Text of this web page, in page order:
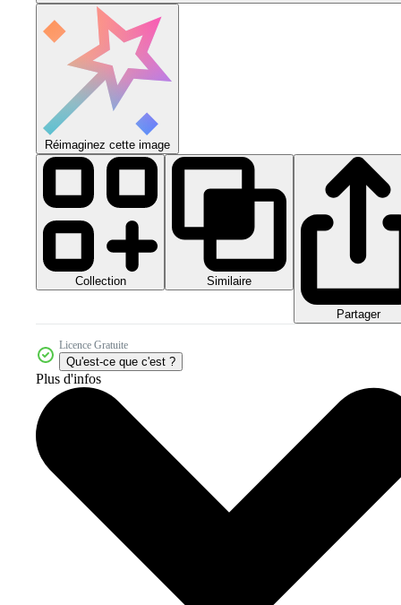
Réimaginez cette image
Collection Similaire
Partager
Licence Gratuite
Qu'est-ce que c'est ?
Plus d'infos